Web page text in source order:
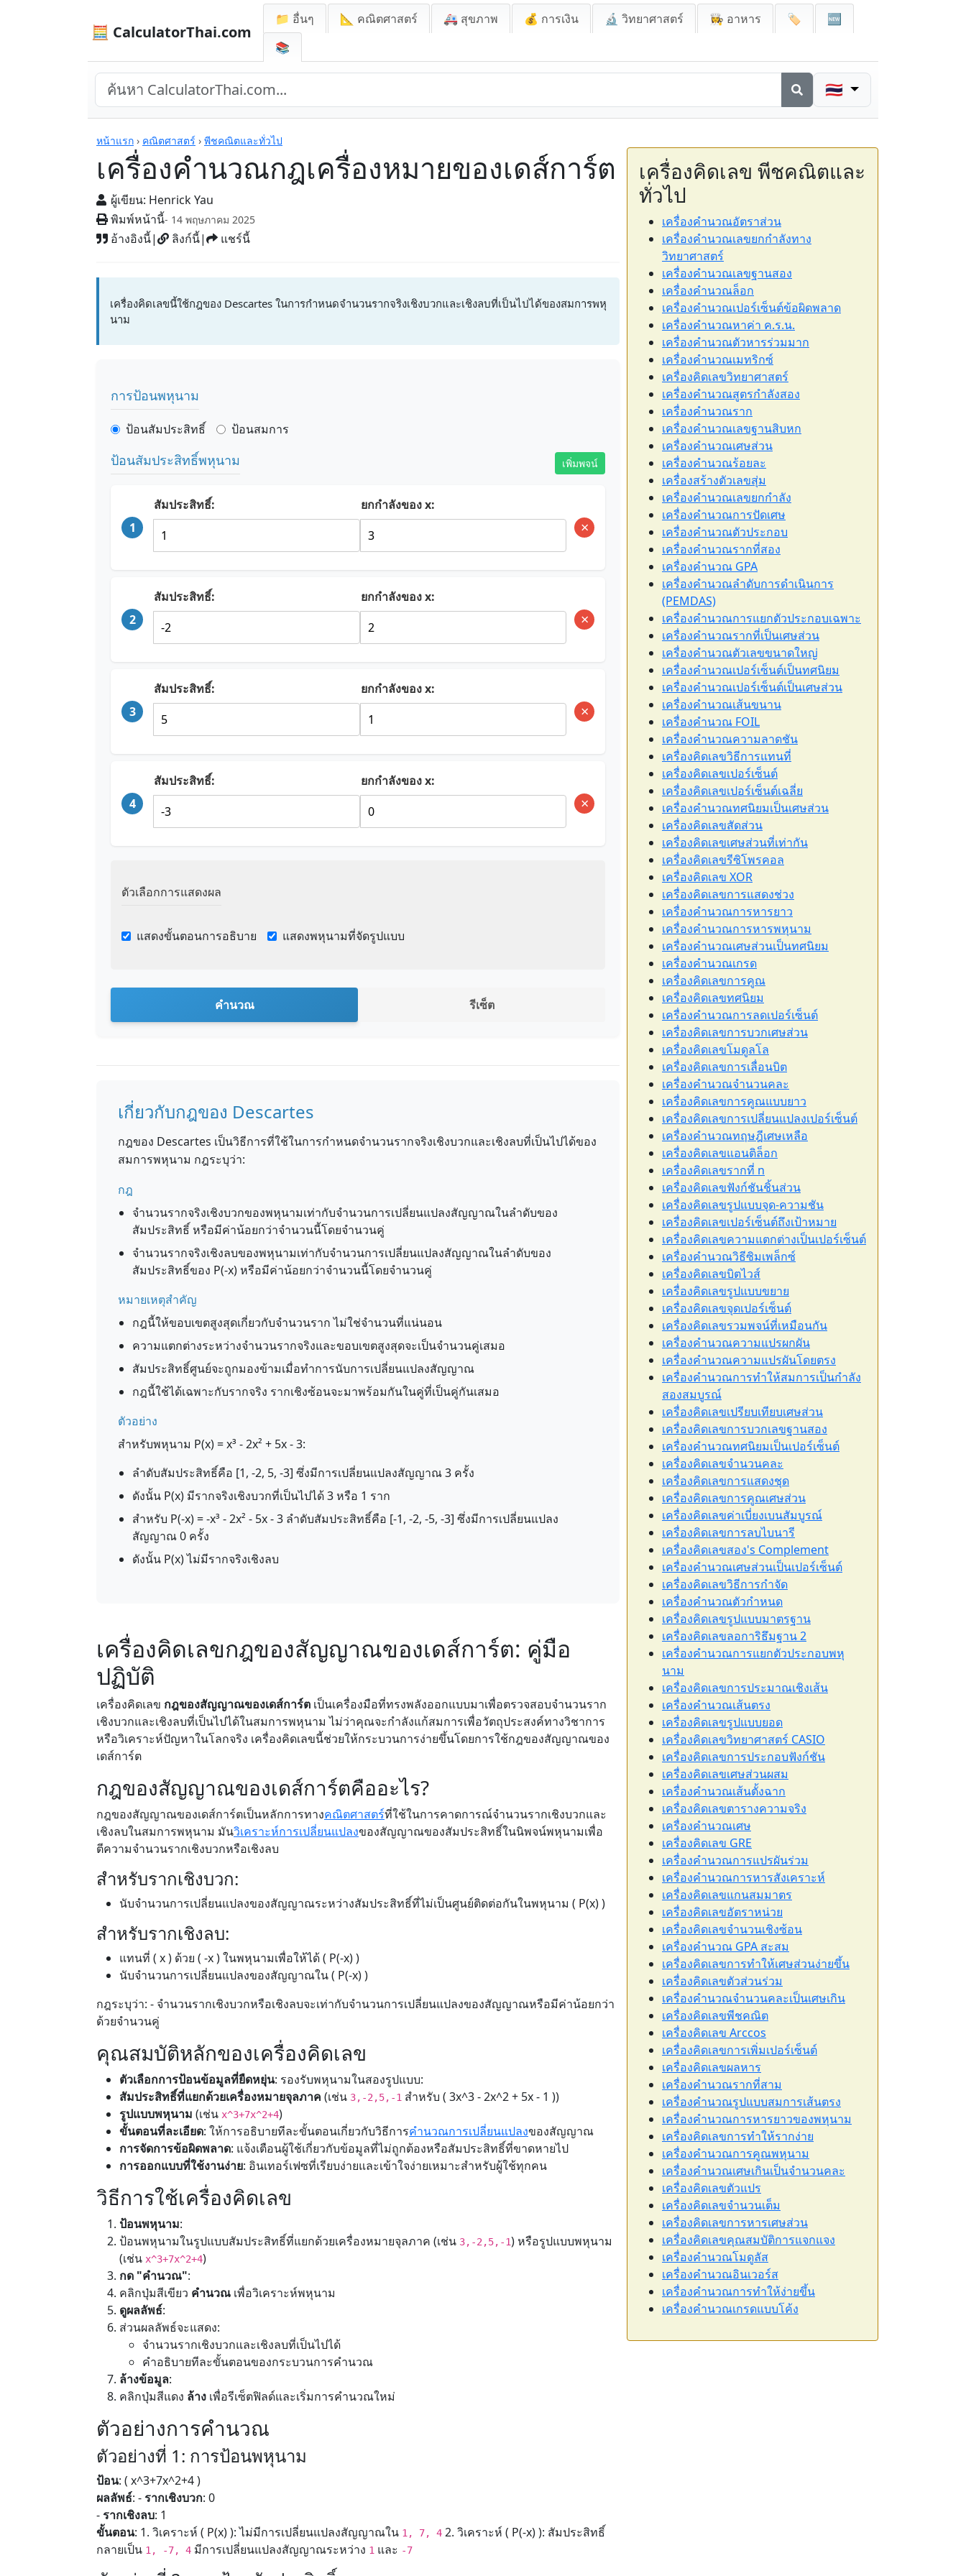
🧮 CalculatorThai.com
📁 อื่นๆ 📐 คณิตศาสตร์ 🚑 สุขภาพ 💰 การเงิน 🔬 วิทยาศาสตร์ 👩‍🍳 อาหาร 🏷️
🆕
📚
🇹🇭
หน้าแรก › คณิตศาสตร์ › พีชคณิตและทั่วไป
เครื่องคำนวณกฎเครื่องหมายของเดส์การ์ต
ผู้เขียน: Henrick Yau
พิมพ์หน้านี้- 14 พฤษภาคม 2025
อ้างอิงนี้| ลิงก์นี้| แชร์นี้
เครื่องคิดเลข
เครื่องคิดเลขนี้ใช้กฎของ Descartes ในการกำหนดจำนวนรากจริงเชิงบวกและเชิงลบที่เป็นไปได้ของสมการพหุ
นาม
การป้อนพหุนาม
ป้อนสัมประสิทธิ์ ป้อนสมการ
ป้อนสัมประสิทธิ์พหุนาม เพิ่มพจน์
1
สัมประสิทธิ์: ยกกำลังของ x:
×
2
สัมประสิทธิ์: ยกกำลังของ x:
×
3
สัมประสิทธิ์: ยกกำลังของ x:
×
4
สัมประสิทธิ์: ยกกำลังของ x:
×
ตัวเลือกการแสดงผล
แสดงขั้นตอนการอธิบาย แสดงพหุนามที่จัดรูปแบบ
คำนวณ รีเซ็ต
เกี่ยวกับกฎของ Descartes
กฎของ Descartes เป็นวิธีการที่ใช้ในการกำหนดจำนวนรากจริงเชิงบวกและเชิงลบที่เป็นไปได้ของ
สมการพหุนาม กฎระบุว่า:
กฎ
จำนวนรากจริงเชิงบวกของพหุนามเท่ากับจำนวนการเปลี่ยนแปลงสัญญาณในลำดับของ
สัมประสิทธิ์ หรือมีค่าน้อยกว่าจำนวนนี้โดยจำนวนคู่
จำนวนรากจริงเชิงลบของพหุนามเท่ากับจำนวนการเปลี่ยนแปลงสัญญาณในลำดับของ
สัมประสิทธิ์ของ P(-x) หรือมีค่าน้อยกว่าจำนวนนี้โดยจำนวนคู่
หมายเหตุสำคัญ
กฎนี้ให้ขอบเขตสูงสุดเกี่ยวกับจำนวนราก ไม่ใช่จำนวนที่แน่นอน
ความแตกต่างระหว่างจำนวนรากจริงและขอบเขตสูงสุดจะเป็นจำนวนคู่เสมอ
สัมประสิทธิ์ศูนย์จะถูกมองข้ามเมื่อทำการนับการเปลี่ยนแปลงสัญญาณ
กฎนี้ใช้ได้เฉพาะกับรากจริง รากเชิงซ้อนจะมาพร้อมกันในคู่ที่เป็นคู่กันเสมอ
ตัวอย่าง
สำหรับพหุนาม P(x) = x³ - 2x² + 5x - 3:
ลำดับสัมประสิทธิ์คือ [1, -2, 5, -3] ซึ่งมีการเปลี่ยนแปลงสัญญาณ 3 ครั้ง
ดังนั้น P(x) มีรากจริงเชิงบวกที่เป็นไปได้ 3 หรือ 1 ราก
สำหรับ P(-x) = -x³ - 2x² - 5x - 3 ลำดับสัมประสิทธิ์คือ [-1, -2, -5, -3] ซึ่งมีการเปลี่ยนแปลง
สัญญาณ 0 ครั้ง
ดังนั้น P(x) ไม่มีรากจริงเชิงลบ
เครื่องคิดเลขกฎของสัญญาณของเดส์การ์ต: คู่มือ
ปฏิบัติ
เครื่องคิดเลข กฎของสัญญาณของเดส์การ์ต เป็นเครื่องมือที่ทรงพลังออกแบบมาเพื่อตรวจสอบจำนวนราก
เชิงบวกและเชิงลบที่เป็นไปได้ในสมการพหุนาม ไม่ว่าคุณจะกำลังแก้สมการเพื่อวัตถุประสงค์ทางวิชาการ
หรือวิเคราะห์ปัญหาในโลกจริง เครื่องคิดเลขนี้ช่วยให้กระบวนการง่ายขึ้นโดยการใช้กฎของสัญญาณของ
เดส์การ์ต
กฎของสัญญาณของเดส์การ์ตคืออะไร?
กฎของสัญญาณของเดส์การ์ตเป็นหลักการทางคณิตศาสตร์ที่ใช้ในการคาดการณ์จำนวนรากเชิงบวกและ
เชิงลบในสมการพหุนาม มันวิเคราะห์การเปลี่ยนแปลงของสัญญาณของสัมประสิทธิ์ในนิพจน์พหุนามเพื่อ
ตีความจำนวนรากเชิงบวกหรือเชิงลบ
สำหรับรากเชิงบวก:
นับจำนวนการเปลี่ยนแปลงของสัญญาณระหว่างสัมประสิทธิ์ที่ไม่เป็นศูนย์ติดต่อกันในพหุนาม ( P(x) )
สำหรับรากเชิงลบ:
แทนที่ ( x ) ด้วย ( -x ) ในพหุนามเพื่อให้ได้ ( P(-x) )
นับจำนวนการเปลี่ยนแปลงของสัญญาณใน ( P(-x) )
กฎระบุว่า: - จำนวนรากเชิงบวกหรือเชิงลบจะเท่ากับจำนวนการเปลี่ยนแปลงของสัญญาณหรือมีค่าน้อยกว่า
ด้วยจำนวนคู่
คุณสมบัติหลักของเครื่องคิดเลข
ตัวเลือกการป้อนข้อมูลที่ยืดหยุ่น: รองรับพหุนามในสองรูปแบบ:
สัมประสิทธิ์ที่แยกด้วยเครื่องหมายจุลภาค (เช่น 3,-2,5,-1 สำหรับ ( 3x^3 - 2x^2 + 5x - 1 ))
รูปแบบพหุนาม (เช่น x^3+7x^2+4)
ขั้นตอนที่ละเอียด: ให้การอธิบายทีละขั้นตอนเกี่ยวกับวิธีการคำนวณการเปลี่ยนแปลงของสัญญาณ
การจัดการข้อผิดพลาด: แจ้งเตือนผู้ใช้เกี่ยวกับข้อมูลที่ไม่ถูกต้องหรือสัมประสิทธิ์ที่ขาดหายไป
การออกแบบที่ใช้งานง่าย: อินเทอร์เฟซที่เรียบง่ายและเข้าใจง่ายเหมาะสำหรับผู้ใช้ทุกคน
วิธีการใช้เครื่องคิดเลข
ป้อนพหุนาม:
ป้อนพหุนามในรูปแบบสัมประสิทธิ์ที่แยกด้วยเครื่องหมายจุลภาค (เช่น 3,-2,5,-1) หรือรูปแบบพหุนาม
(เช่น x^3+7x^2+4)
กด "คำนวณ":
คลิกปุ่มสีเขียว คำนวณ เพื่อวิเคราะห์พหุนาม
ดูผลลัพธ์:
ส่วนผลลัพธ์จะแสดง:
จำนวนรากเชิงบวกและเชิงลบที่เป็นไปได้
คำอธิบายทีละขั้นตอนของกระบวนการคำนวณ
ล้างข้อมูล:
คลิกปุ่มสีแดง ล้าง เพื่อรีเซ็ตฟิลด์และเริ่มการคำนวณใหม่
ตัวอย่างการคำนวณ
ตัวอย่างที่ 1: การป้อนพหุนาม
ป้อน: ( x^3+7x^2+4 )
ผลลัพธ์: - รากเชิงบวก: 0
- รากเชิงลบ: 1
ขั้นตอน: 1. วิเคราะห์ ( P(x) ): ไม่มีการเปลี่ยนแปลงสัญญาณใน 1, 7, 4 2. วิเคราะห์ ( P(-x) ): สัมประสิทธิ์
กลายเป็น 1, -7, 4 มีการเปลี่ยนแปลงสัญญาณระหว่าง 1 และ -7
เครื่องคิดเลข พีชคณิตและ
ทั่วไป
เครื่องคำนวณอัตราส่วน
เครื่องคำนวณเลขยกกำลังทาง
วิทยาศาสตร์
เครื่องคำนวณเลขฐานสอง
เครื่องคำนวณล็อก
เครื่องคำนวณเปอร์เซ็นต์ข้อผิดพลาด
เครื่องคำนวณหาค่า ค.ร.น.
เครื่องคำนวณตัวหารร่วมมาก
เครื่องคำนวณเมทริกซ์
เครื่องคิดเลขวิทยาศาสตร์
เครื่องคำนวณสูตรกำลังสอง
เครื่องคำนวณราก
เครื่องคำนวณเลขฐานสิบหก
เครื่องคำนวณเศษส่วน
เครื่องคำนวณร้อยละ
เครื่องสร้างตัวเลขสุ่ม
เครื่องคำนวณเลขยกกำลัง
เครื่องคำนวณการปัดเศษ
เครื่องคำนวณตัวประกอบ
เครื่องคำนวณรากที่สอง
เครื่องคำนวณ GPA
เครื่องคำนวณลำดับการดำเนินการ
(PEMDAS)
เครื่องคำนวณการแยกตัวประกอบเฉพาะ
เครื่องคำนวณรากที่เป็นเศษส่วน
เครื่องคำนวณตัวเลขขนาดใหญ่
เครื่องคำนวณเปอร์เซ็นต์เป็นทศนิยม
เครื่องคำนวณเปอร์เซ็นต์เป็นเศษส่วน
เครื่องคำนวณเส้นขนาน
เครื่องคำนวณ FOIL
เครื่องคำนวณความลาดชัน
เครื่องคิดเลขวิธีการแทนที่
เครื่องคิดเลขเปอร์เซ็นต์
เครื่องคิดเลขเปอร์เซ็นต์เฉลี่ย
เครื่องคำนวณทศนิยมเป็นเศษส่วน
เครื่องคิดเลขสัดส่วน
เครื่องคิดเลขเศษส่วนที่เท่ากัน
เครื่องคิดเลขรีซิโพรคอล
เครื่องคิดเลข XOR
เครื่องคิดเลขการแสดงช่วง
เครื่องคำนวณการหารยาว
เครื่องคำนวณการหารพหุนาม
เครื่องคำนวณเศษส่วนเป็นทศนิยม
เครื่องคำนวณเกรด
เครื่องคิดเลขการคูณ
เครื่องคิดเลขทศนิยม
เครื่องคำนวณการลดเปอร์เซ็นต์
เครื่องคิดเลขการบวกเศษส่วน
เครื่องคิดเลขโมดูลโล
เครื่องคิดเลขการเลื่อนบิต
เครื่องคำนวณจำนวนคละ
เครื่องคิดเลขการคูณแบบยาว
เครื่องคิดเลขการเปลี่ยนแปลงเปอร์เซ็นต์
เครื่องคำนวณทฤษฎีเศษเหลือ
เครื่องคิดเลขแอนติล็อก
เครื่องคิดเลขรากที่ n
เครื่องคิดเลขฟังก์ชันชิ้นส่วน
เครื่องคิดเลขรูปแบบจุด-ความชัน
เครื่องคิดเลขเปอร์เซ็นต์ถึงเป้าหมาย
เครื่องคิดเลขความแตกต่างเป็นเปอร์เซ็นต์
เครื่องคำนวณวิธีซิมเพล็กซ์
เครื่องคิดเลขบิตไวส์
เครื่องคิดเลขรูปแบบขยาย
เครื่องคิดเลขจุดเปอร์เซ็นต์
เครื่องคิดเลขรวมพจน์ที่เหมือนกัน
เครื่องคำนวณความแปรผกผัน
เครื่องคำนวณความแปรผันโดยตรง
เครื่องคำนวณการทำให้สมการเป็นกำลัง
สองสมบูรณ์
เครื่องคิดเลขเปรียบเทียบเศษส่วน
เครื่องคิดเลขการบวกเลขฐานสอง
เครื่องคำนวณทศนิยมเป็นเปอร์เซ็นต์
เครื่องคิดเลขจำนวนคละ
เครื่องคิดเลขการแสดงชุด
เครื่องคิดเลขการคูณเศษส่วน
เครื่องคิดเลขค่าเบี่ยงเบนสัมบูรณ์
เครื่องคิดเลขการลบไบนารี
เครื่องคิดเลขสอง's Complement
เครื่องคำนวณเศษส่วนเป็นเปอร์เซ็นต์
เครื่องคิดเลขวิธีการกำจัด
เครื่องคำนวณตัวกำหนด
เครื่องคิดเลขรูปแบบมาตรฐาน
เครื่องคิดเลขลอการิธึมฐาน 2
เครื่องคำนวณการแยกตัวประกอบพหุ
นาม
เครื่องคิดเลขการประมาณเชิงเส้น
เครื่องคำนวณเส้นตรง
เครื่องคิดเลขรูปแบบยอด
เครื่องคิดเลขวิทยาศาสตร์ CASIO
เครื่องคิดเลขการประกอบฟังก์ชัน
เครื่องคิดเลขเศษส่วนผสม
เครื่องคำนวณเส้นตั้งฉาก
เครื่องคิดเลขตารางความจริง
เครื่องคำนวณเศษ
เครื่องคิดเลข GRE
เครื่องคำนวณการแปรผันร่วม
เครื่องคำนวณการหารสังเคราะห์
เครื่องคิดเลขแกนสมมาตร
เครื่องคิดเลขอัตราหน่วย
เครื่องคิดเลขจำนวนเชิงซ้อน
เครื่องคำนวณ GPA สะสม
เครื่องคิดเลขการทำให้เศษส่วนง่ายขึ้น
เครื่องคิดเลขตัวส่วนร่วม
เครื่องคำนวณจำนวนคละเป็นเศษเกิน
เครื่องคิดเลขพีชคณิต
เครื่องคิดเลข Arccos
เครื่องคิดเลขการเพิ่มเปอร์เซ็นต์
เครื่องคิดเลขผลหาร
เครื่องคำนวณรากที่สาม
เครื่องคำนวณรูปแบบสมการเส้นตรง
เครื่องคำนวณการหารยาวของพหุนาม
เครื่องคิดเลขการทำให้รากง่าย
เครื่องคำนวณการคูณพหุนาม
เครื่องคำนวณเศษเกินเป็นจำนวนคละ
เครื่องคิดเลขตัวแปร
เครื่องคิดเลขจำนวนเต็ม
เครื่องคิดเลขการหารเศษส่วน
เครื่องคิดเลขคุณสมบัติการแจกแจง
เครื่องคำนวณโมดูลัส
เครื่องคำนวณอินเวอร์ส
เครื่องคำนวณการทำให้ง่ายขึ้น
เครื่องคำนวณเกรดแบบโค้ง